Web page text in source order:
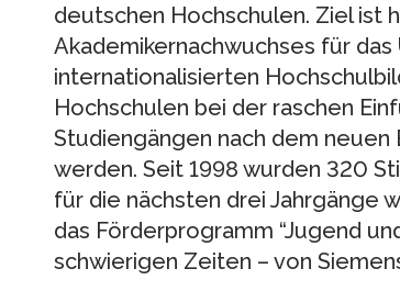
deutschen Hochschulen. Ziel ist
Akademikernachwuchses für
internationalisierten
Hochschulen bei der raschen
Studiengängen nach dem
werden. Seit 1998 wurden 320
für die nächsten drei Jahrgänge
das Förderprogramm “Jugend
schwierigen Zeiten – von